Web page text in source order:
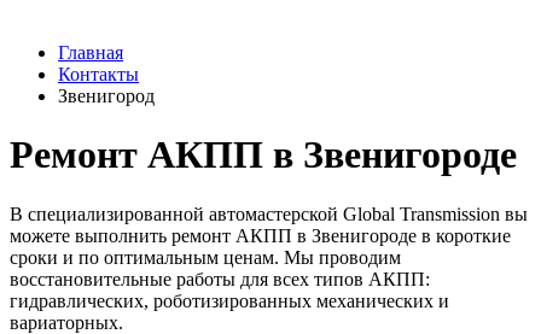
Главная
Контакты
Звенигород
Ремонт АКПП в Звенигороде
В специализированной автомастерской Global Transmission вы
можете выполнить ремонт АКПП в Звенигороде в короткие
сроки и по оптимальным ценам. Мы проводим
восстановительные работы для всех типов АКПП:
гидравлических, роботизированных механических и
вариаторных.